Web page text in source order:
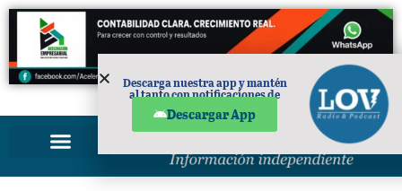
PUBLICIDAD
Descarga nuestra app y mantén
al tanto con notificaciones de
Descargar App